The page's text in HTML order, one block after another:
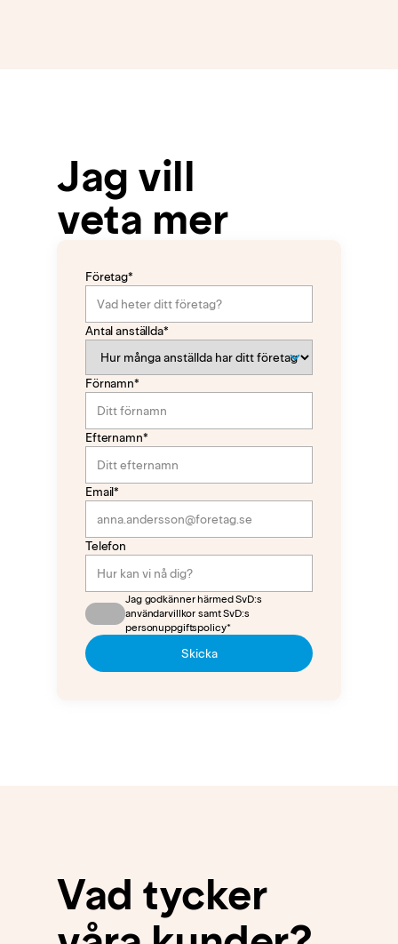
Jag vill
veta mer
Företag*
Antal anställda*
Förnamn*
Efternamn*
Email*
Telefon
Jag godkänner härmed SvD:s
användarvillkor samt SvD:s
personuppgiftspolicy*
Skicka
Vad tycker